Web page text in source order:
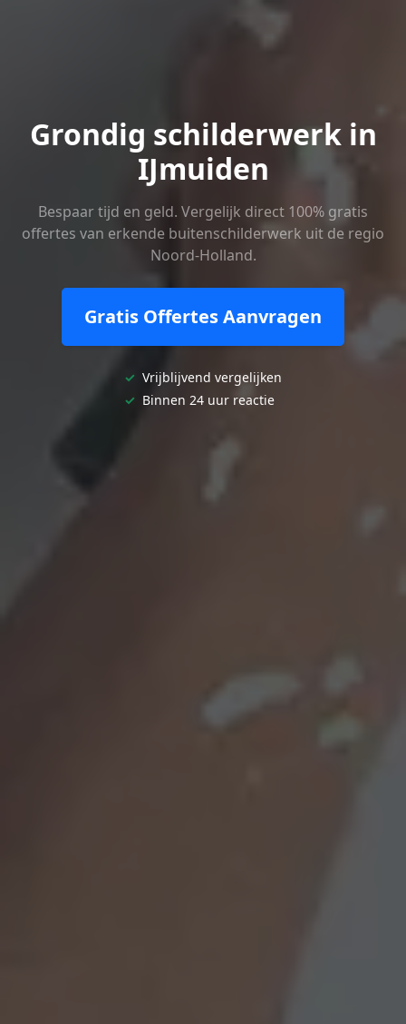
Grondig schilderwerk in
IJmuiden
Bespaar tijd en geld. Vergelijk direct 100% gratis
offertes van erkende buitenschilderwerk uit de regio
Noord-Holland.
Gratis Offertes Aanvragen
✓ Vrijblijvend vergelijken
✓ Binnen 24 uur reactie